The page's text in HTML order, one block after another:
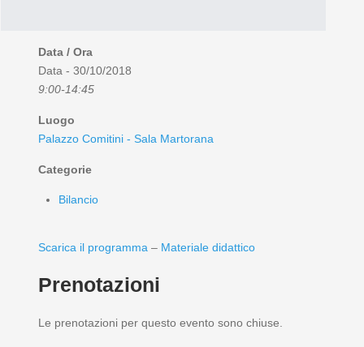
Data / Ora
Data - 30/10/2018
9:00-14:45
Luogo
Palazzo Comitini - Sala Martorana
Categorie
Bilancio
Scarica il programma – Materiale didattico
Prenotazioni
Le prenotazioni per questo evento sono chiuse.